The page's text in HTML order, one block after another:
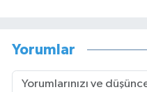
Yorumlar